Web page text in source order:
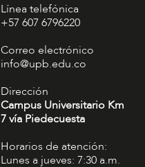
Línea telefónica
+57 607 6796220
Correo electrónico
info@upb.edu.co
Dirección
Campus Universitario Km
7 vía Piedecuesta
Horarios de atención:
Lunes a jueves: 7:30 a.m.